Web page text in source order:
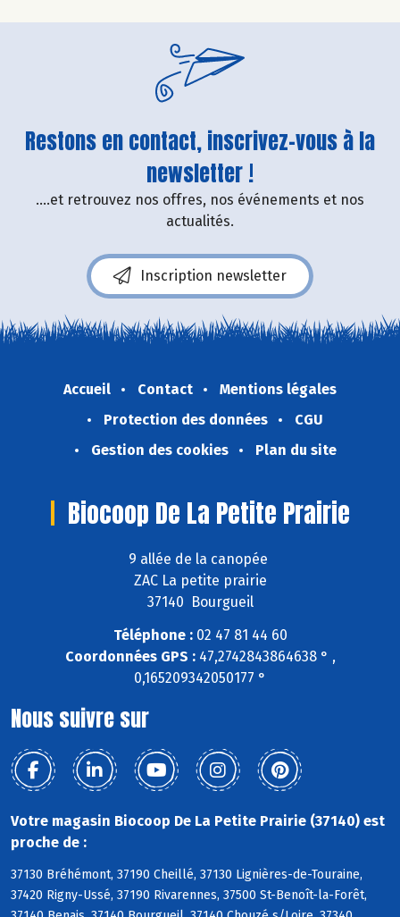
Restons en contact, inscrivez-vous à la
newsletter !
....et retrouvez nos offres, nos événements et nos
actualités.
Inscription newsletter
Accueil Contact
Mentions légales
Protection des données
CGU
Gestion des cookies
Plan du site
Biocoop De La Petite Prairie
9 allée de la canopée
ZAC La petite prairie
37140 Bourgueil
Téléphone :02 47 81 44 60
Coordonnées GPS :47,2742843864638 ° ,
0,165209342050177 °
Nous suivre sur
Votre magasin Biocoop De La Petite Prairie (37140) est
proche de :
37130 Bréhémont, 37190 Cheillé, 37130 Lignières-de-Touraine,
37420 Rigny-Ussé, 37190 Rivarennes, 37500 St-Benoît-la-Forêt,